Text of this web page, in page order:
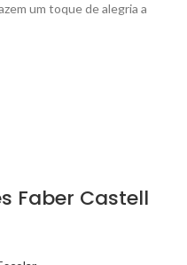
um toque de alegria a
Faber Castell